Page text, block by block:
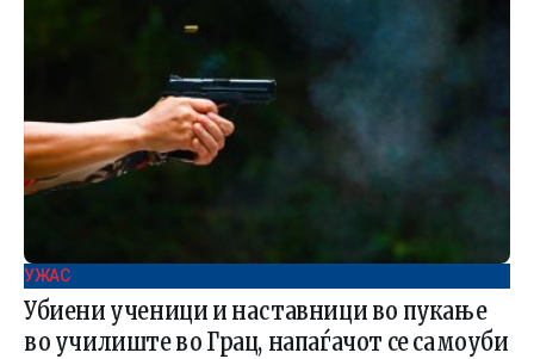
УЖАС
Убиени ученици и наставници во пукање
во училиште во Грац, напаѓачот се самоуби